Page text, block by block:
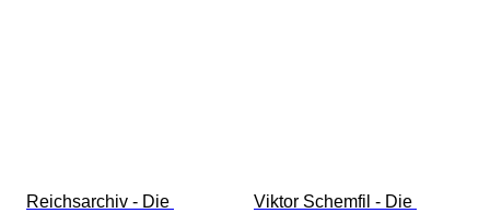
Reichsarchiv - Die
Viktor Schemfil - Die